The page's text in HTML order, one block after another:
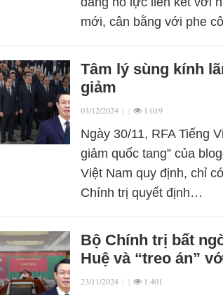
mới, cân bằng với phe
Tâm lý sùng kính
giảm
03/12/2024 | | 1.019
Ngày 30/11, RFA Tiếng
giảm quốc tang” của
Việt Nam quy định, chỉ
Chính trị quyết định…
Bộ Chính trị bất
Huệ và “treo án”
23/11/2024 | | 1.401